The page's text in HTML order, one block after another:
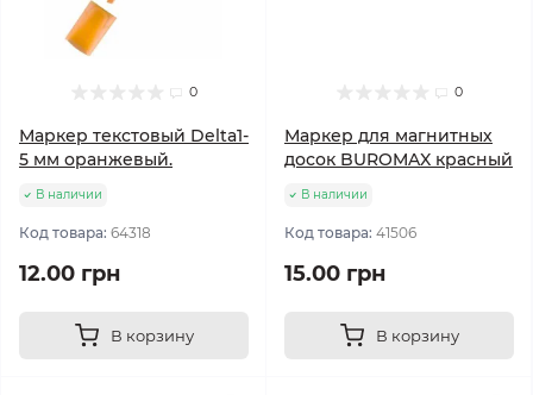
0
Маркер текстовый Delta1-
5 мм оранжевый.
В наличии
Код товара: 64318
12.00 грн
В корзину
0
Маркер для магнитных
досок BUROMAX красный
В наличии
Код товара: 41506
15.00 грн
В корзину